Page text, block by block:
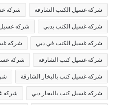
شركه غسيل الكنب الشارقة شركه
شركه غسيل الكنب بدبي شركه
شركه غسيل الكنب في دبي شركه
شركه غسيل كنب الشارقة شركه
شركه غسيل كنب بالبخار الشارقة
شركه غسيل كنب بالبخار دبي شركه